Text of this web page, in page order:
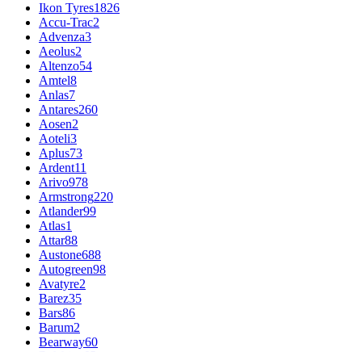
Ikon Tyres1826
Accu-Trac2
Advenza3
Aeolus2
Altenzo54
Amtel8
Anlas7
Antares260
Aosen2
Aoteli3
Aplus73
Ardent11
Arivo978
Armstrong220
Atlander99
Atlas1
Attar88
Austone688
Autogreen98
Avatyre2
Barez35
Bars86
Barum2
Bearway60